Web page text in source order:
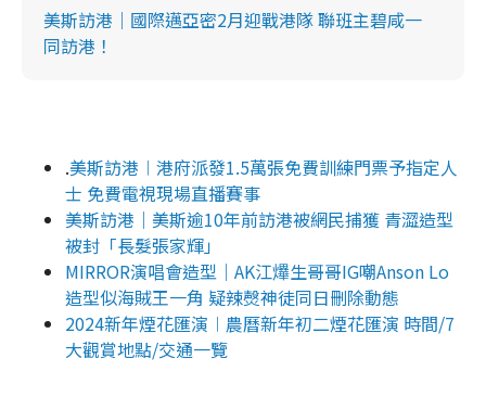
美斯訪港｜國際邁亞密2月迎戰港隊 聯班主碧咸一
同訪港！
.美斯訪港︱港府派發1.5萬張免費訓練門票予指定人
士 免費電視現場直播賽事
美斯訪港｜美斯逾10年前訪港被網民捕獲 青澀造型
被封「長髮張家輝」
MIRROR演唱會造型｜AK江𤒹生哥哥IG嘲Anson Lo
造型似海賊王一角 疑辣㷫神徒同日刪除動態
2024新年煙花匯演︱農曆新年初二煙花匯演 時間/7
大觀賞地點/交通一覽